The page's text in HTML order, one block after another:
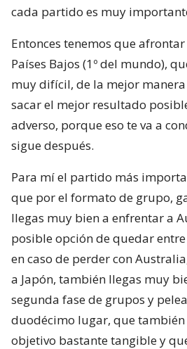
cada partido es muy
Entonces tenemos que
Países Bajos (1º del mundo),
muy difícil, de la mejor
sacar el mejor resultado
adverso, porque eso te va a
sigue después.
Para mí el partido más
que por el formato de grupo,
llegas muy bien a enfrentar a
posible opción de quedar
en caso de perder con
a Japón, también llegas muy
segunda fase de grupos y
duodécimo lugar, que también
objetivo bastante tangible y